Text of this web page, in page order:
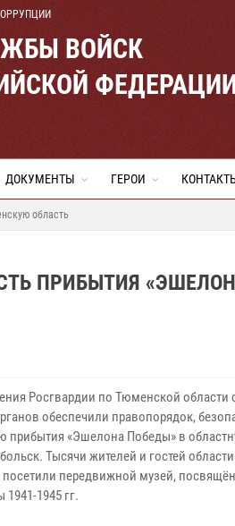
ВОЙСК
ДОКУМЕНТЫ ГЕРОИ
область
ПРИБЫТИЯ
Росгвардии по Тюменской области
обеспечили правопорядок,
прибытия «Эшелона Победы» в
Тысячи жителей и гостей
передвижной музей,
1945 гг.